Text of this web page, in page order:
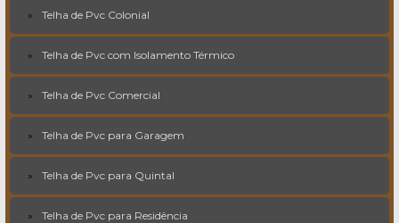
Telha de Pvc Colonial
Telha de Pvc com Isolamento Térmico
Telha de Pvc Comercial
Telha de Pvc para Garagem
Telha de Pvc para Quintal
Telha de Pvc para Residência